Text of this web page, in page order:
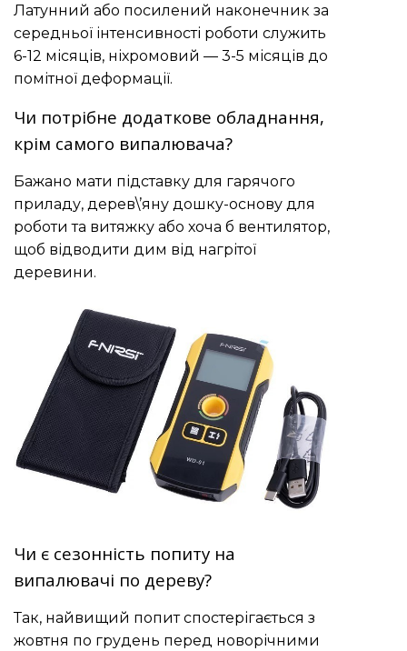
Латунний або посилений наконечник за
середньої інтенсивності роботи служить
6-12 місяців, ніхромовий — 3-5 місяців до
помітної деформації.
Чи потрібне додаткове обладнання,
крім самого випалювача?
Бажано мати підставку для гарячого
приладу, дерев\’яну дошку-основу для
роботи та витяжку або хоча б вентилятор,
щоб відводити дим від нагрітої
деревини.
Чи є сезонність попиту на
випалювачі по дереву?
Так, найвищий попит спостерігається з
жовтня по грудень перед новорічними